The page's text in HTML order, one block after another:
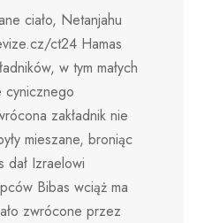
ciało, Netanjahu
ct24 Hamas
w tym małych
cynicznego
zakładnik nie
mieszane, broniąc
Izraelowi
Bibas wciąż ma
zwrócone przez